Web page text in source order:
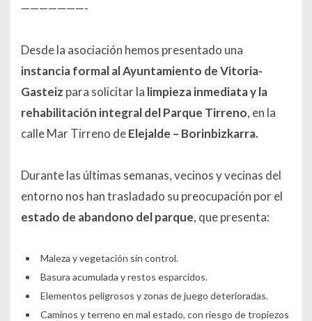
———————-
Desde la asociación hemos presentado una
instancia formal al Ayuntamiento de Vitoria-
Gasteiz para solicitar la limpieza inmediata y la
rehabilitación integral del Parque Tirreno, en la
calle Mar Tirreno deElejalde – Borinbizkarra.
Durante las últimas semanas, vecinos y vecinas del
entorno nos han trasladado su preocupación por el
estado de abandono del parque, que presenta:
Maleza y vegetación sin control.
Basura acumulada y restos esparcidos.
Elementos peligrosos y zonas de juego deterioradas.
Caminos y terreno en mal estado, con riesgo de tropiezos